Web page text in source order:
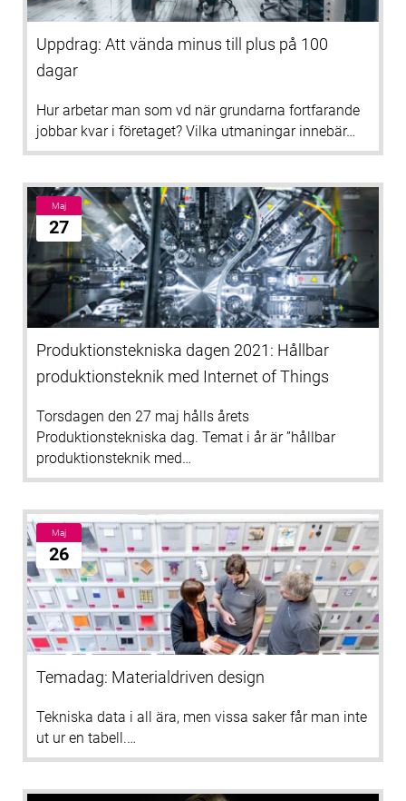
Uppdrag: Att vända minus till plus på 100
dagar
Hur arbetar man som vd när grundarna fortfarande
jobbar kvar i företaget? Vilka utmaningar innebär…
Maj
27
Produktionstekniska dagen 2021: Hållbar
produktionsteknik med Internet of Things
Torsdagen den 27 maj hålls årets
Produktionstekniska dag. Temat i år är ”hållbar
produktionsteknik med…
Maj
26
Temadag: Materialdriven design
Tekniska data i all ära, men vissa saker får man inte
ut ur en tabell.…